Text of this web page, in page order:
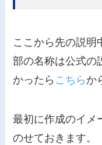
ここから先の説明
部の名称は公式の
かったら こちら か
最初に作成のイメ
のせておきます。